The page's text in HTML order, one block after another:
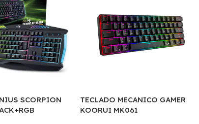
SCORPION
TECLADO MECANICO GAMER
KOORUI MK061